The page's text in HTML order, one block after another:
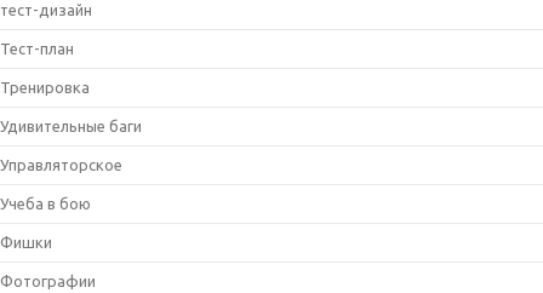
тест-дизайн
Тест-план
Тренировка
Удивительные баги
Управляторское
Учеба в бою
Фишки
Фотографии